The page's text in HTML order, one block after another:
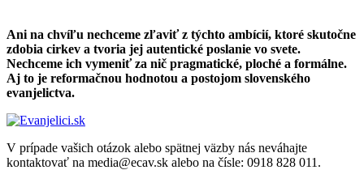
Ani na chvíľu nechceme zľaviť z týchto ambícií, ktoré skutočne
zdobia cirkev a tvoria jej autentické poslanie vo svete.
Nechceme ich vymeniť za nič pragmatické, ploché a formálne.
Aj to je reformačnou hodnotou a postojom slovenského
evanjelictva.
V prípade vašich otázok alebo spätnej väzby nás neváhajte
kontaktovať na media@ecav.sk alebo na čísle: 0918 828 011.